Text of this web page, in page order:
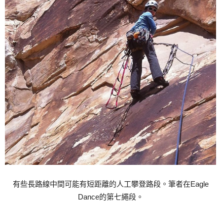
有些長路線中間可能有短距離的人工攀登路段。筆者在Eagle
Dance的第七繩段。